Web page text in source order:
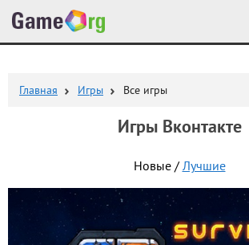
Главная Игры Все игры
Игры Вконтакте
Новые /Лучшие